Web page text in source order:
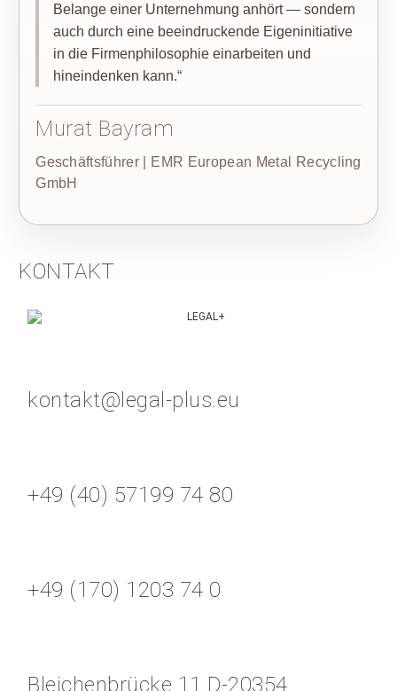
Belange einer Unternehmung anhört — sondern
auch durch eine beeindruckende Eigeninitiative
in die Firmenphilosophie einarbeiten und
hineindenken kann.“
Murat Bayram
Geschäftsführer | EMR European Metal Recycling
GmbH
KONTAKT
kontakt@legal-plus.eu
+49 (40) 57199 74 80
+49 (170) 1203 74 0
Bleichenbrücke 11 D-20354